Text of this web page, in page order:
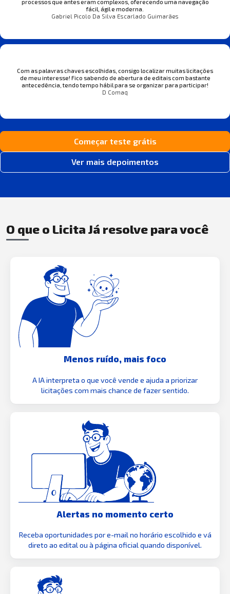
processos que antes eram complexos, oferecendo uma navegação
fácil, ágil e moderna.
Gabriel Picolo Da Silva Escarlado Guimarães
Com as palavras chaves escolhidas, consigo localizar muitas licitações
de meu interesse! Fico sabendo de abertura de editais com bastante
antecedência, tendo tempo hábil para se organizar para participar!
D Comaq
Começar teste grátis
Ver mais depoimentos
O que o Licita Já resolve para você
Menos ruído, mais foco
A IA interpreta o que você vende e ajuda a priorizar
licitações com mais chance de fazer sentido.
Alertas no momento certo
Receba oportunidades por e-mail no horário escolhido e vá
direto ao edital ou à página oficial quando disponível.